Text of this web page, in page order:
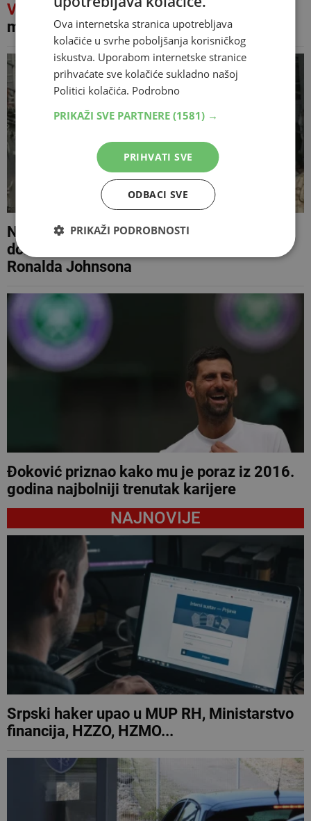
VIDEO
Rijeka u BiH presušila, uslijedio
masovan pomor ribe
Novi američki veleposlanik u BiH sve bliže
dolasku: Washington poslao agreman za
Ronalda Johnsona
Đoković priznao kako mu je poraz iz 2016.
godina najbolniji trenutak karijere
NAJNOVIJE
Srpski haker upao u MUP RH, Ministarstvo
financija, HZZO, HZMO...
Ova internetska stranica upotrebljava
kolačiće u svrhe poboljšanja korisničkog
iskustva. Uporabom internetske stranice
prihvaćate sve kolačiće sukladno našoj
Politici kolačića. Podrobno
PRIKAŽI SVE PARTNERE (1581) →
PRIHVATI SVE
ODBACI SVE
PRIKAŽI PODROBNOSTI